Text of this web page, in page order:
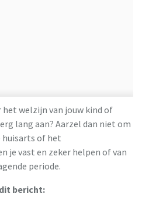
welzijn van jouw kind of
lang aan? Aarzel dan niet om
of het
je vast en zeker helpen of van
periode.
bericht: